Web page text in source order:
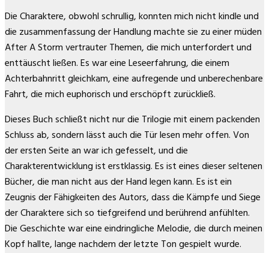
Die Charaktere, obwohl schrullig, konnten mich nicht kindle und
die zusammenfassung der Handlung machte sie zu einer müden
After A Storm vertrauter Themen, die mich unterfordert und
enttäuscht ließen. Es war eine Leseerfahrung, die einem
Achterbahnritt gleichkam, eine aufregende und unberechenbare
Fahrt, die mich euphorisch und erschöpft zurückließ.
Dieses Buch schließt nicht nur die Trilogie mit einem packenden
Schluss ab, sondern lässt auch die Tür lesen mehr offen. Von
der ersten Seite an war ich gefesselt, und die
Charakterentwicklung ist erstklassig. Es ist eines dieser seltenen
Bücher, die man nicht aus der Hand legen kann. Es ist ein
Zeugnis der Fähigkeiten des Autors, dass die Kämpfe und Siege
der Charaktere sich so tiefgreifend und berührend anfühlten.
Die Geschichte war eine eindringliche Melodie, die durch meinen
Kopf hallte, lange nachdem der letzte Ton gespielt wurde.